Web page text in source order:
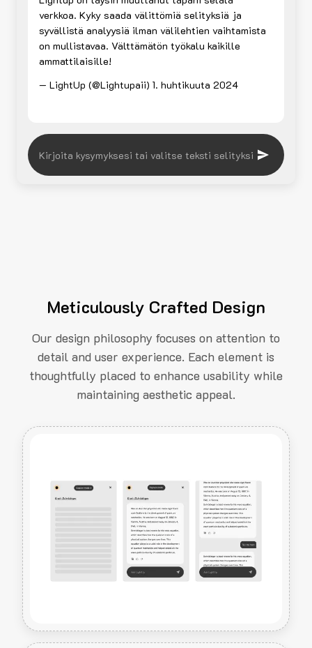
verkkoa. Kyky saada välittömiä selityksiä ja
syvällistä analyysiä ilman välilehtien vaihtamista
on mullistavaa. Välttämätön työkalu kaikille
ammattilaisille!
— LightUp (@Lightupaii) 1. huhtikuuta 2024
Meticulously Crafted Design
Our design philosophy focuses on attention to
detail and user experience. Each element is
thoughtfully placed to enhance usability while
maintaining aesthetic appeal.